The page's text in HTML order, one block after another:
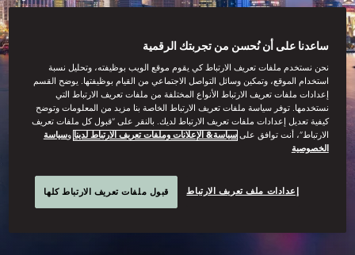
EXPLORE
ساعدنا على أن نُحسن من تجربتك الرقمية
نحن نستخدم ملفات تعريف الارتباط كي يقوم موقع الويب بوظيفته، وتحليل نسبة
استخدام الموقع، وتمكين وسائل التواصل الاجتماعي من القيام بوظيفتها. يوضح القسم
إعدادات ملفات تعريف الارتباط الأنواع المختلفة من ملفات تعريف الارتباط التي
نستخدمها. توفر سياسة ملفات تعريف الارتباط الخاصة بنا مزيد من المعلومات وتوضح
كيفية تعديل إعدادات ملفات تعريف الارتباط لديك. بالنقر على “قبول كل ملفات تعريف
الارتباط”، أنت توافق علىسياسة& الإعلانات وملفات تعريف الارتباط لدينا وسياسة
الخصوصية
إعدادات ملف تعريف الارتباط قبول ملفات تعريف الارتباط كلها